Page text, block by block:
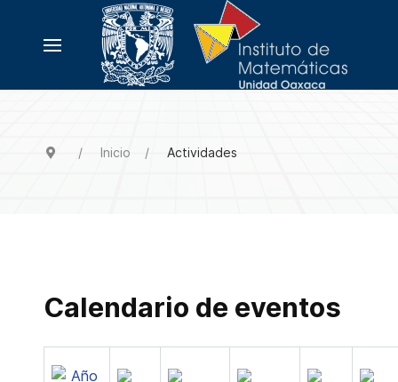
Inicio Actividades
Calendario de eventos